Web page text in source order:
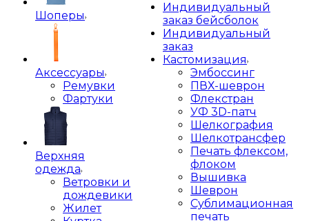
Шоперы
Аксессуары
Ремувки
Фартуки
Верхняя
одежда
Ветровки и
дождевики
Жилет
Индивидуальный
заказ бейсболок
Индивидуальный
заказ
Кастомизация
Эмбоссинг
ПВХ-шеврон
Флекстран
УФ 3D-патч
Шелкография
Шелкотрансфер
Печать флексом,
флоком
Вышивка
Шеврон
Сублимационная
печать